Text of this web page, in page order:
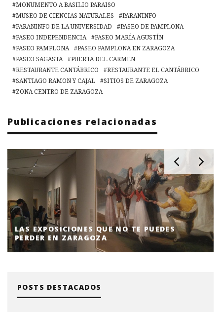
MONUMENTO A BASILIO PARAISO
MUSEO DE CIENCIAS NATURALES
PARANINFO
PARANINFO DE LA UNIVERSIDAD
PASEO DE PAMPLONA
PASEO INDEPENDENCIA
PASEO MARÍA AGUSTÍN
PASEO PAMPLONA
PASEO PAMPLONA EN ZARAGOZA
PASEO SAGASTA
PUERTA DEL CARMEN
RESTAURANTE CANTÁBRICO
RESTAURANTE EL CANTÁBRICO
SANTIAGO RAMON Y CAJAL
SITIOS DE ZARAGOZA
ZONA CENTRO DE ZARAGOZA
Publicaciones relacionadas
MUSEOS QUE NO PUEDES PERDERTE
ZARAGOZA
POSTS DESTACADOS